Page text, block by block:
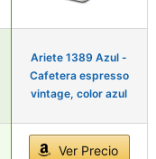
Ariete 1389 Azul -
Cafetera espresso
vintage, color azul
Ver Precio